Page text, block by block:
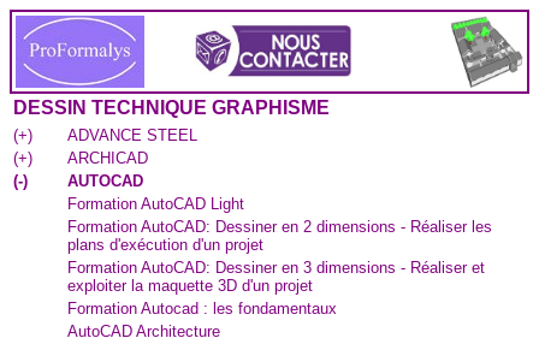
DESSIN TECHNIQUE GRAPHISME
(+)
ADVANCE STEEL
(+)
ARCHICAD
(-)
AUTOCAD
Formation AutoCAD Light
Formation AutoCAD: Dessiner en 2 dimensions - Réaliser les
plans d'exécution d'un projet
Formation AutoCAD: Dessiner en 3 dimensions - Réaliser et
exploiter la maquette 3D d'un projet
Formation Autocad : les fondamentaux
AutoCAD Architecture